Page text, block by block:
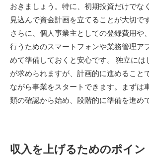
おきましょう。特に、初期投資だけでな
見込んで資金計画を立てることが大切です
さらに、個人事業主としての登録費用や
行うためのスマートフォンや業務管理ア
めて準備しておくと安心です。 独立に
が求められますが、計画的に進めること
ながら事業をスタートできます。まずは
類の確認から始め、段階的に準備を進め
収入を上げるためのポイン